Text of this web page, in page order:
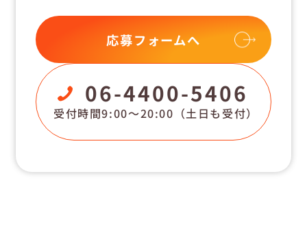
応募フォームへ
06-4400-5406
受付時間9:00〜20:00 （土日も受付）